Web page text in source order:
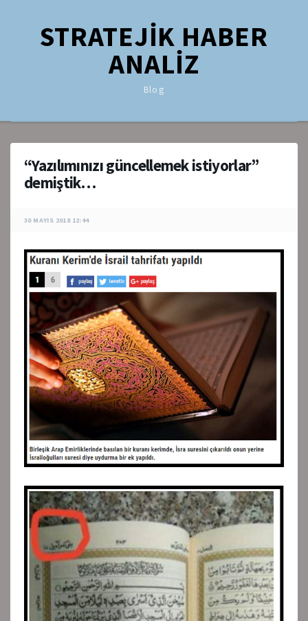
STRATEJİK HABER
ANALİZ
Blog
“Yazılımınızı güncellemek istiyorlar”
demiştik…
30 MAYIS 2018 12:44